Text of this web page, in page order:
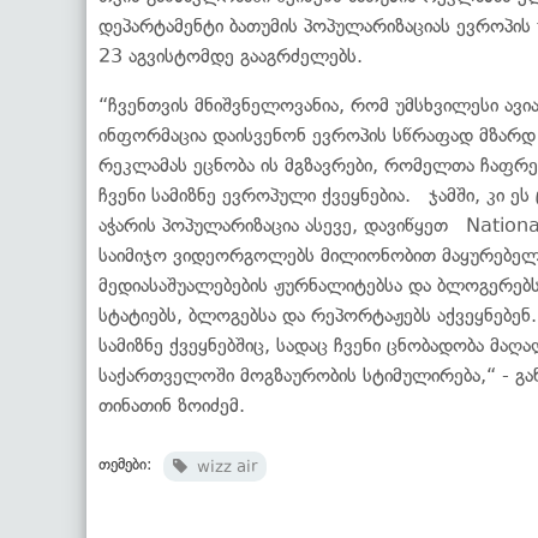
დეპარტამენტი ბათუმის პოპულარიზაციას ევროპის
23 აგვისტომდე გააგრძელებს.
“ჩვენთვის მნიშვნელოვანია, რომ უმსხვილესი
ინფორმაცია დაისვენონ ევროპის სწრაფად
რეკლამას ეცნობა ის მგზავრები, რომელთა
ჩვენი სამიზნე ევროპული ქვეყნებია. ჯამში, კი
აჭარის პოპულარიზაცია ასევე, დავიწყეთ
საიმიჯო ვიდეორგოლებს მილიონობით
მედიასაშუალებების ჟურნალიტებსა და
სტატიებს, ბლოგებსა და რეპორტაჟებს
სამიზნე ქვეყნებშიც, სადაც ჩვენი ცნობადობა
საქართველოში მოგზაურობის სტიმულირება,“ -
თინათინ ზოიძემ.
თემები: wizz air